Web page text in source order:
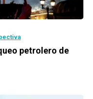
petrolero de